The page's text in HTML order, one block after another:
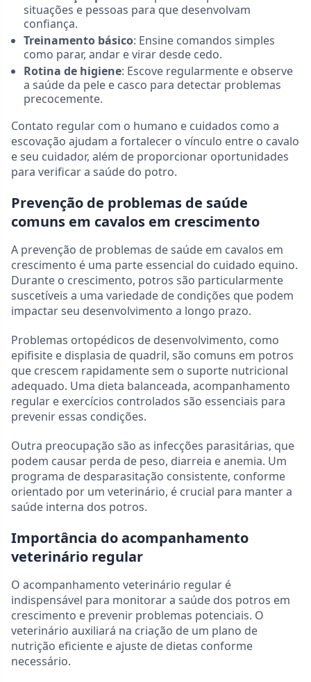
situações e pessoas para que desenvolvam
confiança.
Treinamento básico: Ensine comandos simples
como parar, andar e virar desde cedo.
Rotina de higiene: Escove regularmente e observe
a saúde da pele e casco para detectar problemas
precocemente.
Contato regular com o humano e cuidados como a
escovação ajudam a fortalecer o vínculo entre o cavalo
e seu cuidador, além de proporcionar oportunidades
para verificar a saúde do potro.
Prevenção de problemas de saúde
comuns em cavalos em crescimento
A prevenção de problemas de saúde em cavalos em
crescimento é uma parte essencial do cuidado equino.
Durante o crescimento, potros são particularmente
suscetíveis a uma variedade de condições que podem
impactar seu desenvolvimento a longo prazo.
Problemas ortopédicos de desenvolvimento, como
epifisite e displasia de quadril, são comuns em potros
que crescem rapidamente sem o suporte nutricional
adequado. Uma dieta balanceada, acompanhamento
regular e exercícios controlados são essenciais para
prevenir essas condições.
Outra preocupação são as infecções parasitárias, que
podem causar perda de peso, diarreia e anemia. Um
programa de desparasitação consistente, conforme
orientado por um veterinário, é crucial para manter a
saúde interna dos potros.
Importância do acompanhamento
veterinário regular
O acompanhamento veterinário regular é
indispensável para monitorar a saúde dos potros em
crescimento e prevenir problemas potenciais. O
veterinário auxiliará na criação de um plano de
nutrição eficiente e ajuste de dietas conforme
necessário.